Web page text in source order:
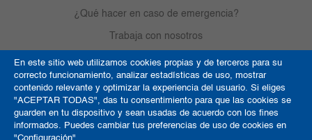
En este sitio web utilizamos cookies propias y de terceros para su
correcto funcionamiento, analizar estadísticas de uso, mostrar
contenido relevante y optimizar la experiencia del usuario. Si eliges
"ACEPTAR TODAS", das tu consentimiento para que las cookies se
guarden en tu dispositivo y sean usadas de acuerdo con los fines
informados. Puedes cambiar tus preferencias de uso de cookies en
¿Qué hacer en caso de emergencia?
Trabaja con nosotros
Derechos de autor
Política de Cookies
Términos y condiciones